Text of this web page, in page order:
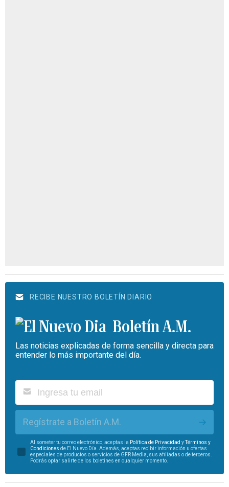
RECIBE NUESTRO BOLETÍN DIARIO
Boletín A.M.
Las noticias explicadas de forma sencilla y directa para
entender lo más importante del día.
Regístrate a Boletín A.M.
Al someter tu correo electrónico, aceptas la Política de Privacidad yTérminos y
Condiciones de El Nuevo Día. Además, aceptas recibir información u ofertas
especiales de productos o servicios de GFR Media, sus afiliadas o de terceros.
Podrás optar salirte de los boletines en cualquier momento.